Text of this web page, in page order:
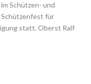
Schützen- und
Schützenfest für
statt. Oberst Ralf